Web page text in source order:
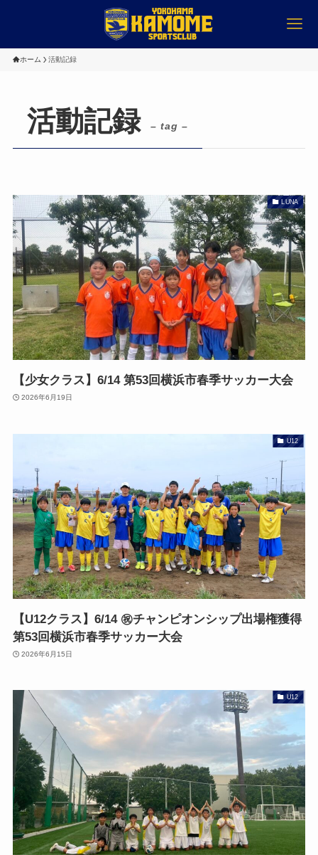
ホーム 活動記録
活動記録 – tag –
LUNA
【少女クラス】6/14 第53回横浜市春季サッカー大会
2026年6月19日
U12
【U12クラス】6/14 ㊗️チャンピオンシップ出場権獲得
第53回横浜市春季サッカー大会
2026年6月15日
U12